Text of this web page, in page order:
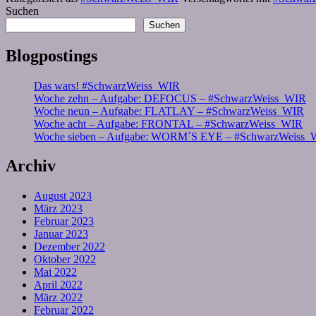
Suchen
Suchen
Blogpostings
Das wars! #SchwarzWeiss_WIR
Woche zehn – Aufgabe: DEFOCUS – #SchwarzWeiss_WIR
Woche neun – Aufgabe: FLATLAY – #SchwarzWeiss_WIR
Woche acht – Aufgabe: FRONTAL – #SchwarzWeiss_WIR
Woche sieben – Aufgabe: WORM´S EYE –
Archiv
August 2023
März 2023
Februar 2023
Januar 2023
Dezember 2022
Oktober 2022
Mai 2022
April 2022
März 2022
Februar 2022